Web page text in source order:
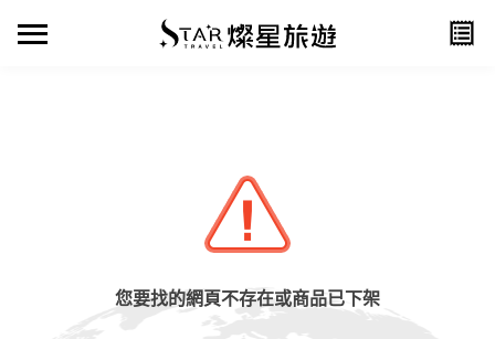
您要找的網頁不存在或商品已下架